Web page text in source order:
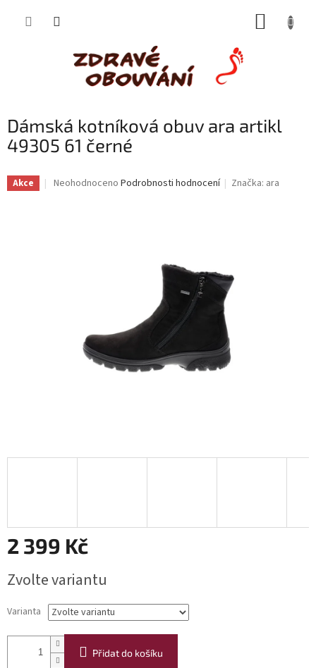
Dámská kotníková obuv ara artikl
49305 61 černé
Akce
Průměrné
Neohodnoceno Podrobnosti hodnocení Značka: ara
2 399 Kč
cena:
Zvolte variantu
Varianta
Přidat do košíku